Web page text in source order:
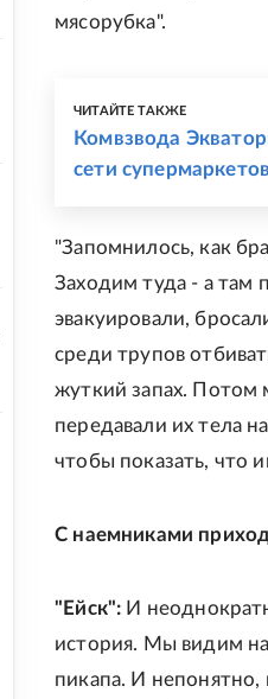
мясорубка".
ЧИТАЙТЕ ТАКЖЕ
Комвзвода
сети
"Запомнилось, как
Заходим туда - а там
эвакуировали,
среди трупов
жуткий запах. Потом
передавали их тела
чтобы показать, что
С наемниками
"Ейск": И
история. Мы видим
пикапа. И